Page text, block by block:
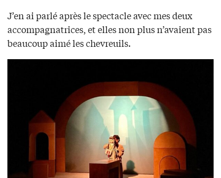
J’en ai parlé après le spectacle avec mes deux
accompagnatrices, et elles non plus n’avaient pas
beaucoup aimé les chevreuils.